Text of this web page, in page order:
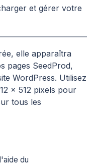
et gérer votre
elle apparaîtra
pages SeedProd,
WordPress. Utilisez
× 512 pixels pour
tous les
du